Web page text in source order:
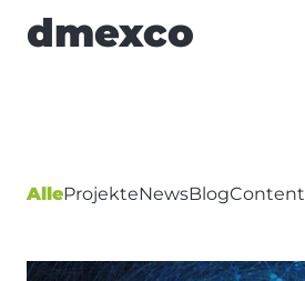
dmexco
AlleProjekteNewsBlogContent